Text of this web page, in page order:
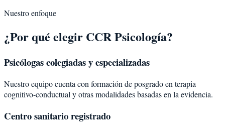
Nuestro enfoque
¿Por qué elegir CCR Psicología?
Psicólogas colegiadas y especializadas
Nuestro equipo cuenta con formación de posgrado en terapia
cognitivo-conductual y otras modalidades basadas en la evidencia.
Centro sanitario registrado